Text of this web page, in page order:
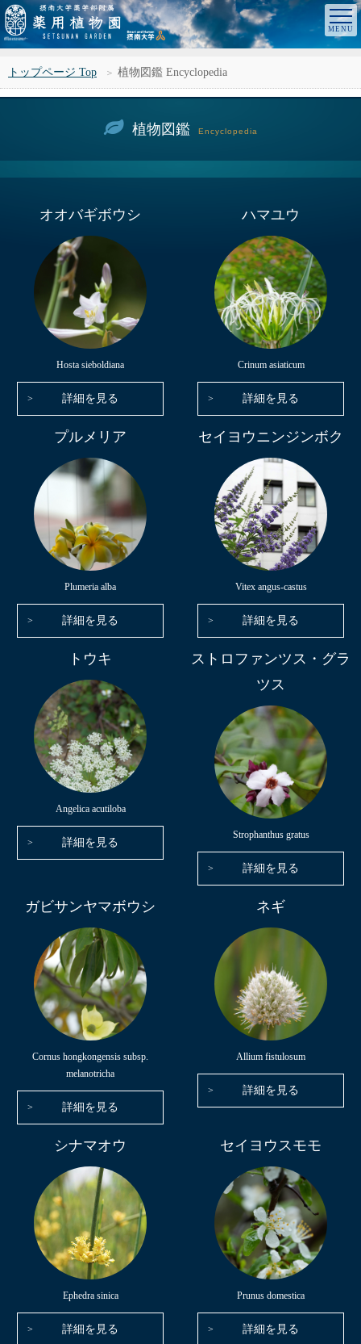
トップページ Top 植物図鑑 Encyclopedia
植物図鑑 Encyclopedia
オオバギボウシ
Hosta sieboldiana
詳細を見る
ハマユウ
Crinum asiaticum
詳細を見る
プルメリア
Plumeria alba
詳細を見る
セイヨウニンジンボク
Vitex angus-castus
詳細を見る
トウキ
Angelica acutiloba
詳細を見る
ストロファンツス・グラ
ツス
Strophanthus gratus
詳細を見る
ガビサンヤマボウシ
Cornus hongkongensis subsp.
melanotricha
詳細を見る
ネギ
Allium fistulosum
詳細を見る
シナマオウ
Ephedra sinica
詳細を見る
セイヨウスモモ
Prunus domestica
詳細を見る